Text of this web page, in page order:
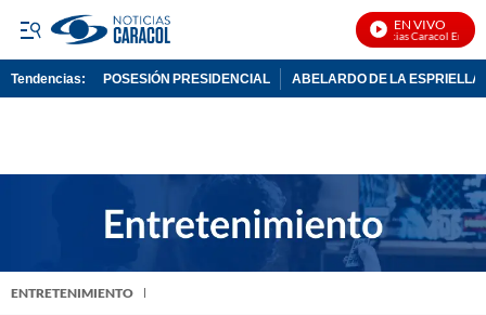
EN VIVO
Noticias Caracol En Vivo
Tendencias: POSESIÓN PRESIDENCIAL ABELARDO DE LA ESPRIELLA
ENTRETENIMIENTO